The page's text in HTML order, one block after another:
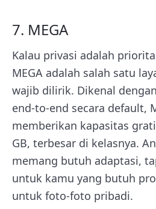
7. MEGA
Kalau privasi adalah
MEGA adalah salah satu
wajib dilirik. Dikenal
end-to-end secara default,
memberikan kapasitas
GB, terbesar di kelasnya.
memang butuh adaptasi,
untuk kamu yang butuh
untuk foto-foto pribadi.